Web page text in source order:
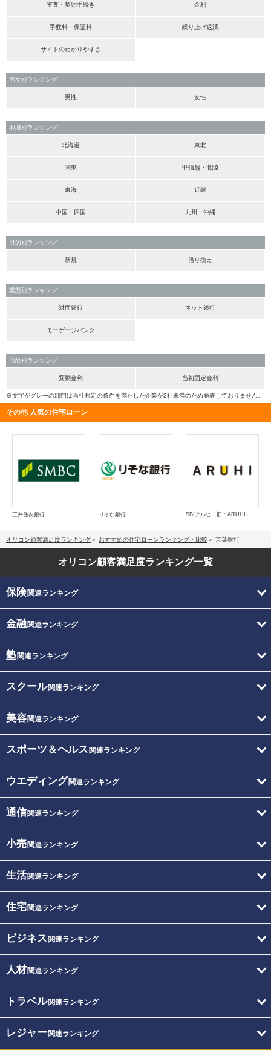
審査・契約手続き 金利
手数料・保証料 繰り上げ返済
サイトのわかりやすさ
男女別ランキング
男性 女性
地域別ランキング
北海道 東北
関東 甲信越・北陸
東海 近畿
中国・四国 九州・沖縄
目的別ランキング
新規 借り換え
業態別ランキング
対面銀行 ネット銀行
モーゲージバンク
商品別ランキング
変動金利 当初固定金利
※文字がグレーの部門は当社規定の条件を満たした企業が2社未満のため発表しておりません。
その他 人気の住宅ローン
三井住友銀行 りそな銀行 SBIアルヒ（旧：ARUHI）
オリコン顧客満足度ランキング おすすめの住宅ローンランキング・比較 京葉銀行
オリコン顧客満足度ランキング一覧
保険関連ランキング
金融関連ランキング
塾関連ランキング
スクール関連ランキング
美容関連ランキング
スポーツ＆ヘルス 関連ランキング
ウエディング関連ランキング
通信関連ランキング
小売関連ランキング
生活関連ランキング
住宅関連ランキング
ビジネス 関連ランキング
人材関連ランキング
トラベル関連ランキング
レジャー関連ランキング